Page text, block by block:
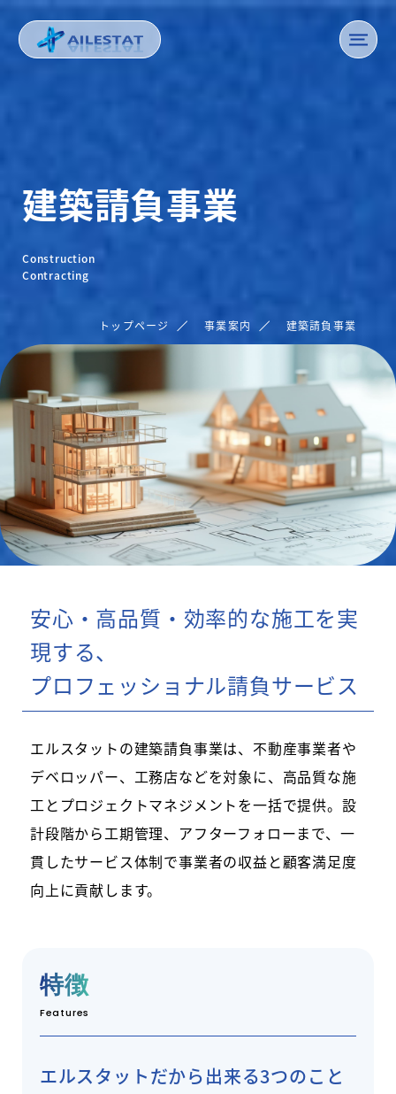
建築請負事業
Construction
Contracting
トップページ 事業案内 建築請負事業
安心・高品質・効率的な施工を実
現する、
プロフェッショナル請負サービス
エルスタットの建築請負事業は、不動産事業者や
デベロッパー、工務店などを対象に、高品質な施
工とプロジェクトマネジメントを一括で提供。設
計段階から工期管理、アフターフォローまで、一
貫したサービス体制で事業者の収益と顧客満足度
向上に貢献します。
特徴
Features
エルスタットだから出来る3つのこと